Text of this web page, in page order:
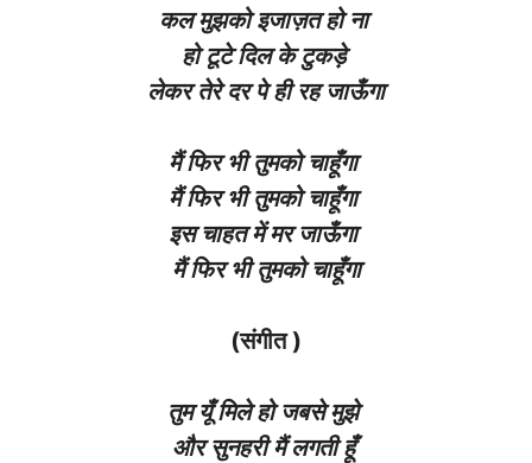
कल मुझको इजाज़त हो ना
हो टूटे दिल के टुकड़े
लेकर तेरे दर पे ही रह जाऊँगा
मैं फिर भी तुमको चाहूँगा
मैं फिर भी तुमको चाहूँगा
इस चाहत में मर जाऊँगा
मैं फिर भी तुमको चाहूँगा
(संगीत )
तुम यूँ मिले हो जबसे मुझे
और सुनहरी मैं लगती हूँ